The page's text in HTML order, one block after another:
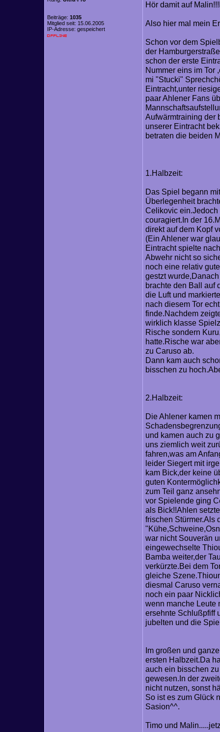
Beiträge: 1035
Mitglied seit: 15.06.2005
IP-Adresse: gespeichert
Hör damit auf
Also hier mal mein
Schon vor dem
der
schon der erste
Nummer eins im Tor
mi "Stucki"
Eintracht,unter
paar Ahlener Fans
Aufwärmtraining der
unserer Eintracht
betraten die beiden
1.Halbzeit:
Das Spiel begann
Überlegenheit
Celikovic
couragiert.In der
direkt auf dem Kopf
(Ein Ahlener war
Eintracht spielte
Abwehr nicht so
noch eine relativ
gestzt
brachte den Ball auf
die Luft und
nach diesem Tor
finde.Nachdem
wirklich klasse
Rische sondern
hatte.Rische war
zu Caruso ab.
Dann kam auch
bisschen zu
2.Halbzeit:
Die Ahlener kamen
und kamen auch zu
uns ziemlich weit
fahren,was am
leider Siegert mit
kam Bick,der keine
guten
zum Teil ganz
vor Spielende ging
als Bick!!Ahlen
frischen Stürmer.Als
war nicht Souverän
eingewechselte
Bamba weiter,der
verkürzte.Bei dem
gleiche
diesmal Caruso
noch ein paar
wenn manche Leute
ersehnte Schlußpfiff
jubelten und die
Im großen und
ersten Halbzeit.Da
auch ein bisschen
gewesen.In der
nicht nutzen, sonst
So ist es zum Glück
Sasion^^.
Timo und